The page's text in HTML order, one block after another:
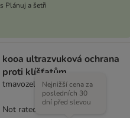
Plánuj a šetři
kooa ultrazvuková ochrana
proti klíšťatům
tmavozelenáNejnižší cena za
posledních 30
dní před slevou
Not rated